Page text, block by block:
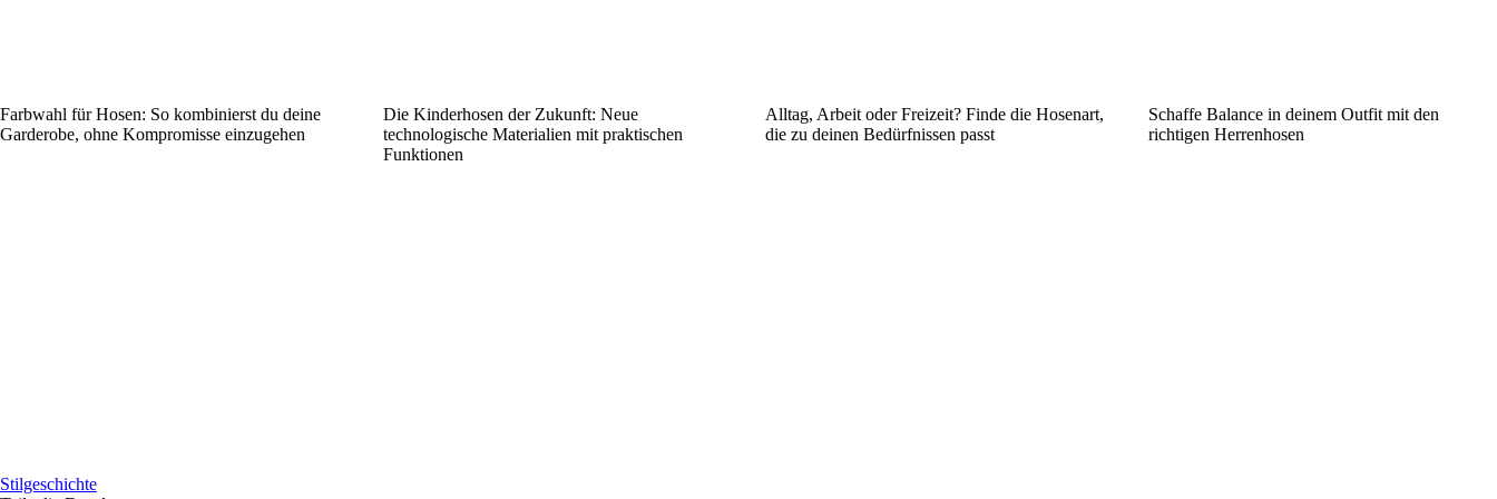
Farbwahl für Hosen: So kombinierst du deine
Garderobe, ohne Kompromisse einzugehen
Die Kinderhosen der Zukunft: Neue
technologische Materialien mit praktischen
Funktionen
Alltag, Arbeit oder Freizeit? Finde die Hosenart,
die zu deinen Bedürfnissen passt
Schaffe Balance in deinem Outfit mit den
richtigen Herrenhosen
Stilgeschichte